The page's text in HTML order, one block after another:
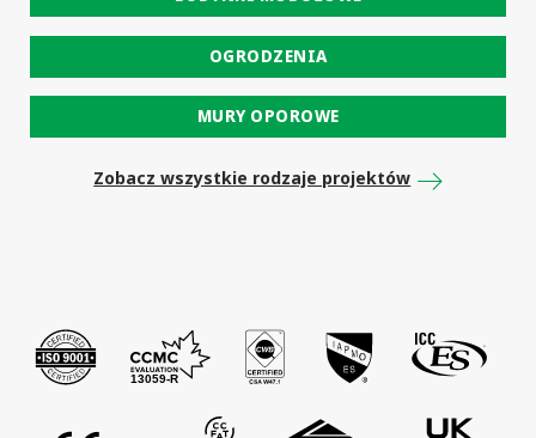
OGRODZENIA
MURY OPOROWE
Zobacz wszystkie rodzaje projektów